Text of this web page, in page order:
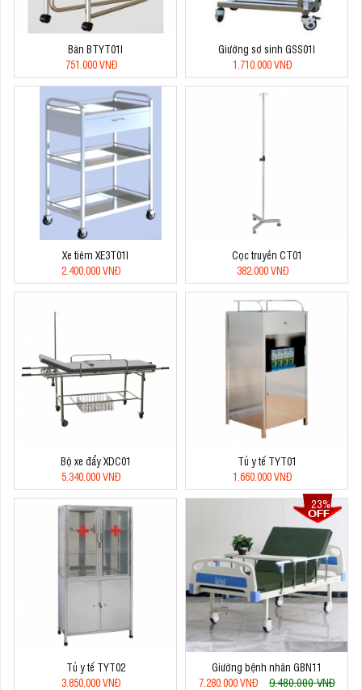
Bàn BTYT01I
751.000 VNĐ
Giường sơ sinh GSS01I
1.710.000 VNĐ
Xe tiêm XE3T01I
2.400.000 VNĐ
Cọc truyền CT01
382.000 VNĐ
Bộ xe đẩy XDC01
5.340.000 VNĐ
Tủ y tế TYT01
1.660.000 VNĐ
Tủ y tế TYT02
3.850.000 VNĐ
23%
Giường bệnh nhân GBN11
7.280.000 VNĐ
9.480.000 VNĐ